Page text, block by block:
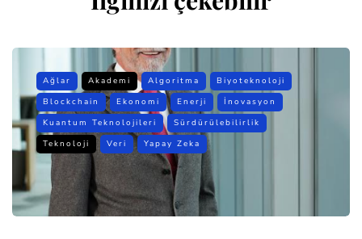
Ağlar Akademi Algoritma
Biyoteknoloji
Blockchain
Ekonomi Enerji
İnovasyon
Kuantum Teknolojileri
Sürdürülebilirlik
Teknoloji
Veri Yapay Zeka